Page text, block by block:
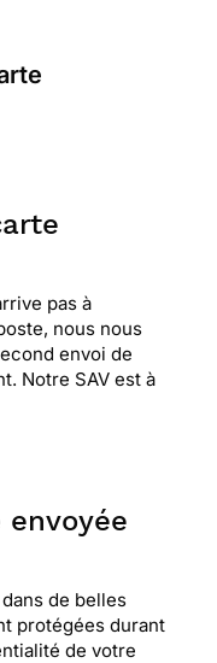
pas à
nous nous
envoi de
Notre SAV est à
de belles
protégées durant
de votre